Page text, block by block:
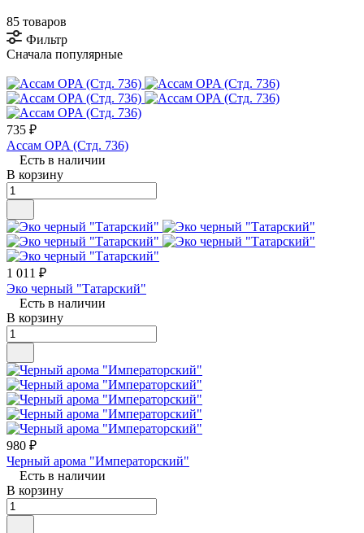
85 товаров
Фильтр
Сначала популярные
735 ₽
Ассам OPA (Стд. 736)
Есть в наличии
В корзину
1 011 ₽
Эко черный "Татарский"
Есть в наличии
В корзину
980 ₽
Черный арома "Императорский"
Есть в наличии
В корзину